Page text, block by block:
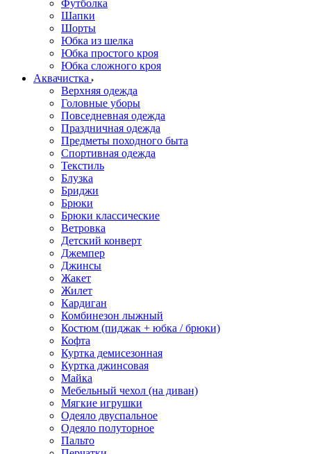
Футболка
Шапки
Шорты
Юбка из шелка
Юбка простого кроя
Юбка сложного кроя
Аквачистка
Верхняя одежда
Головные уборы
Повседневная одежда
Праздничная одежда
Предметы походного быта
Спортивная одежда
Текстиль
Блузка
Бриджи
Брюки
Брюки классические
Ветровка
Детский конверт
Джемпер
Джинсы
Жакет
Жилет
Кардиган
Комбинезон лыжный
Костюм (пиджак + юбка / брюки)
Кофта
Куртка демисезонная
Куртка джинсовая
Майка
Мебельный чехол (на диван)
Мягкие игрушки
Одеяло двуспальное
Одеяло полуторное
Пальто